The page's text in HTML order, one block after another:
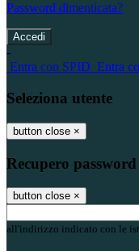
Password dimenticata?
-
Entra con SPID Entra
Seleziona utente
button close ×
Recupero password
button close ×
all'indirizzo indicato con le